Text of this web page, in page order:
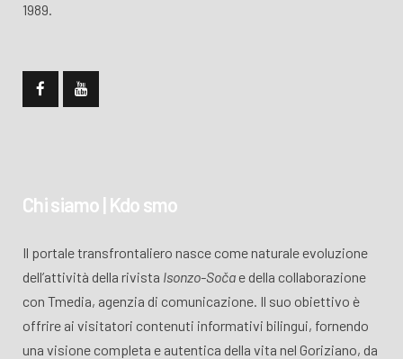
1989.
Chi siamo | Kdo smo
Il portale transfrontaliero nasce come naturale evoluzione
dell’attività della rivista Isonzo-Sočae della collaborazione
con Tmedia, agenzia di comunicazione. Il suo obiettivo è
offrire ai visitatori contenuti informativi bilingui, fornendo
una visione completa e autentica della vita nel Goriziano, da